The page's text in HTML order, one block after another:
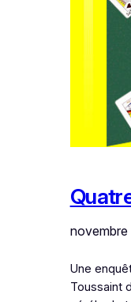
novembre
Une
Toussaint